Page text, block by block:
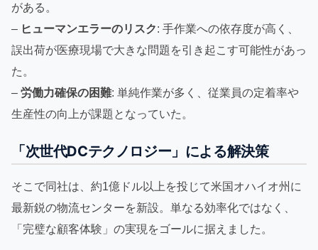
がある。
– ヒューマンエラーのリスク: 手作業への依存度が高く、
誤出荷が医療現場で大きな問題を引き起こす可能性があっ
た。
– 労働力確保の困難: 単純作業が多く、従業員の定着率や
生産性の向上が課題となっていた。
「次世代DCテクノロジー」による解決策
そこで同社は、約1億ドル以上を投じて米国オハイオ州に
最新鋭の物流センターを新設。単なる効率化ではなく、
「完璧な顧客体験」の実現をゴールに据えました。